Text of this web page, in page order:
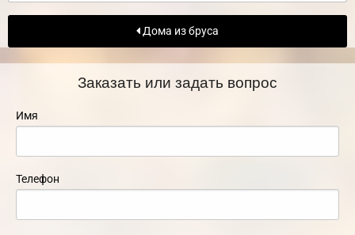
Дома из бруса
Заказать или задать вопрос
Имя
Телефон